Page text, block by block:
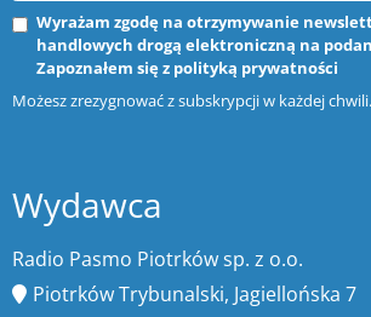
Wyrażam zgodę na otrzymywanie
handlowych drogą elektroniczną na
Zapoznałem się z polityką prywatności
Możesz zrezygnować z subskrypcji w każdej chwili.
Wydawca
Radio Pasmo Piotrków sp. z o.o.
Piotrków Trybunalski, Jagiellońska 7